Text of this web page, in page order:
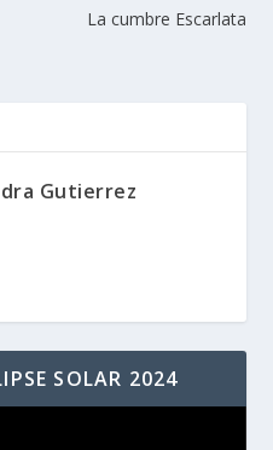
La cumbre Escarlata
Gutierrez
SOLAR 2024